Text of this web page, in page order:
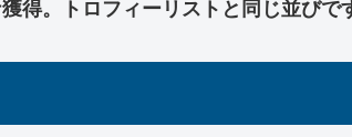
得。トロフィーリストと同じ並びで